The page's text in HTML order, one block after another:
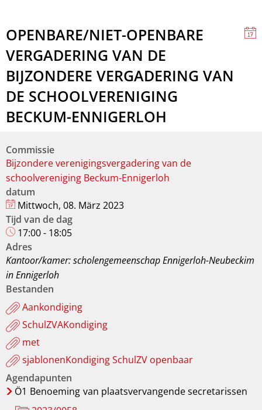
OPENBARE/NIET-OPENBARE
VERGADERING VAN DE
BIJZONDERE VERGADERING VAN
DE SCHOOLVERENIGING
BECKUM-ENNIGERLOH
Commissie
Bijzondere verenigingsvergadering van de
schoolvereniging Beckum-Ennigerloh
datum
Mittwoch, 08. März 2023
Tijd van de dag
17:00 - 18:05
Adres
Kantoor/kamer: scholengemeenschap Ennigerloh-Neubeckim
in Ennigerloh
Bestanden
Aankondiging
SchulZVAKondiging
met
sjablonenKondiging SchulZV openbaar
Agendapunten
Ö1 Benoeming van plaatsvervangende secretarissen